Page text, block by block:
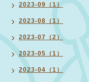
2023-09（1）
2023-08（1）
2023-07（2）
2023-05（1）
2023-04（1）